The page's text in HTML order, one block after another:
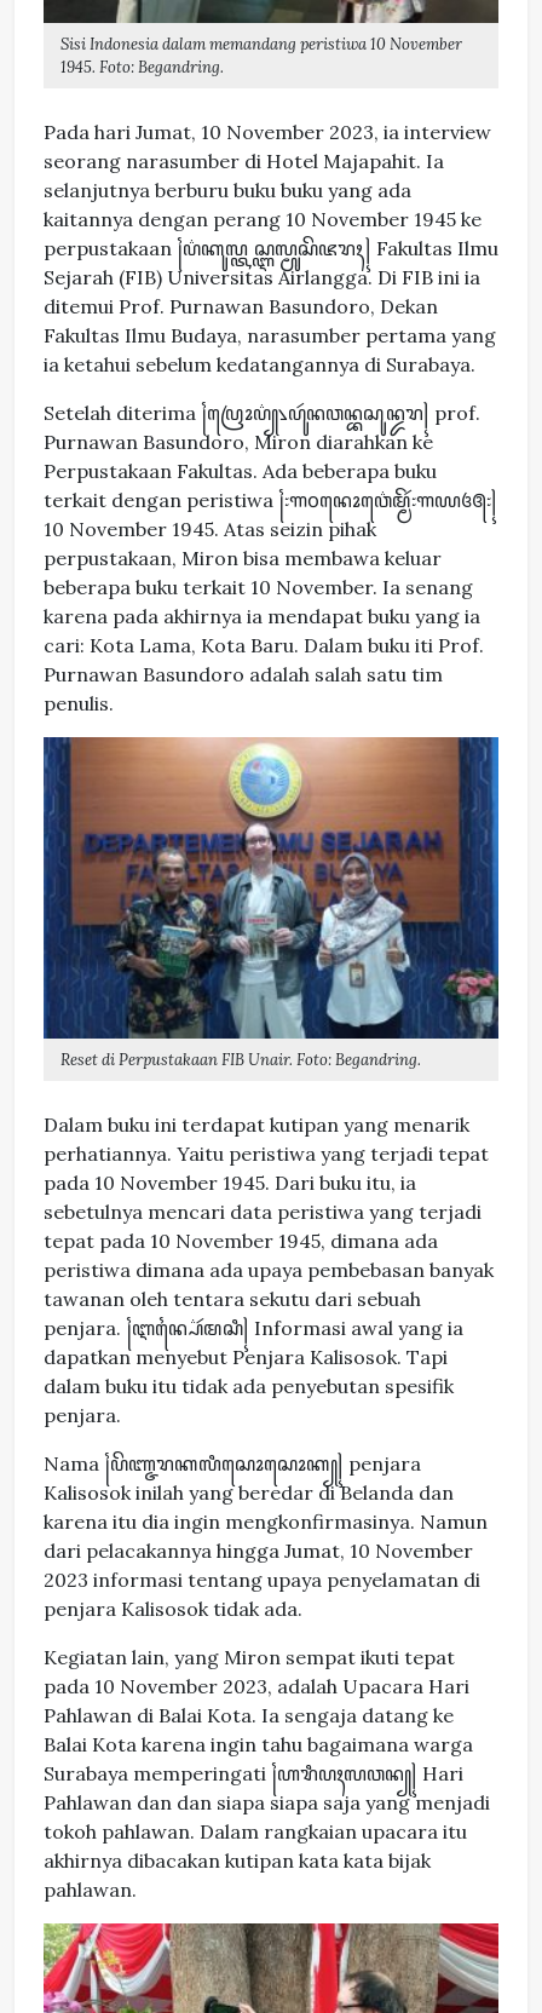
Sisi Indonesia dalam memandang peristiwa 10 November
1945. Foto: Begandring.
Pada hari Jumat, 10 November 2023, ia interview
seorang narasumber di Hotel Majapahit. Ia
selanjutnya berburu buku buku yang ada
kaitannya dengan perang 10 November 1945 ke
perpustakaan ꧌ꦥ꦳ꦏꦸꦭ꧀ꦠꦱ꧀ꦆꦭ꧀ꦩꦸꦱꦼꦗꦫꦃ꧍ Fakultas Ilmu
Sejarah (FIB) Universitas Airlangga. Di FIB ini ia
ditemui Prof. Purnawan Basundoro, Dekan
Fakultas Ilmu Budaya, narasumber pertama yang
ia ketahui sebelum kedatangannya di Surabaya.
Setelah diterima ꧌ꦥꦿꦺꦴꦥ꦳꧀꧈ꦥꦸꦂꦤꦮꦤ꧀ꦧꦱꦸꦤ꧀ꦢꦫ꧍ prof.
Purnawan Basundoro, Miron diarahkan ke
Perpustakaan Fakultas. Ada beberapa buku
terkait dengan peristiwa ꧌꧇꧑꧐ꦤꦺꦴꦮ꦳ꦺꦩ꧀ꦩꦼꦂ꧇꧑꧙꧔꧕꧇꧍
10 November 1945. Atas seizin pihak
perpustakaan, Miron bisa membawa keluar
beberapa buku terkait 10 November. Ia senang
karena pada akhirnya ia mendapat buku yang ia
cari: Kota Lama, Kota Baru. Dalam buku iti Prof.
Purnawan Basundoro adalah salah satu tim
penulis.
Reset di Perpustakaan FIB Unair. Foto: Begandring.
Dalam buku ini terdapat kutipan yang menarik
perhatiannya. Yaitu peristiwa yang terjadi tepat
pada 10 November 1945. Dari buku itu, ia
sebetulnya mencari data peristiwa yang terjadi
tepat pada 10 November 1945, dimana ada
peristiwa dimana ada upaya pembebasan banyak
tawanan oleh tentara sekutu dari sebuah
penjara. ꧌ꦆꦤ꧀ꦥ꦳ꦻꦂꦩꦱꦶ꧍ Informasi awal yang ia
dapatkan menyebut Penjara Kalisosok. Tapi
dalam buku itu tidak ada penyebutan spesifik
penjara.
Nama ꧌ꦥꦼꦚ꧀ꦗꦫꦏꦭꦶꦱꦺꦴꦱꦺꦴꦏ꧀꧍ penjara
Kalisosok inilah yang beredar di Belanda dan
karena itu dia ingin mengkonfirmasinya. Namun
dari pelacakannya hingga Jumat, 10 November
2023 informasi tentang upaya penyelamatan di
penjara Kalisosok tidak ada.
Kegiatan lain, yang Miron sempat ikuti tepat
pada 10 November 2023, adalah Upacara Hari
Pahlawan di Balai Kota. Ia sengaja datang ke
Balai Kota karena ingin tahu bagaimana warga
Surabaya memperingati ꧌ꦲꦫꦶꦥꦃꦭꦮꦤ꧀꧍ Hari
Pahlawan dan dan siapa siapa saja yang menjadi
tokoh pahlawan. Dalam rangkaian upacara itu
akhirnya dibacakan kutipan kata kata bijak
pahlawan.